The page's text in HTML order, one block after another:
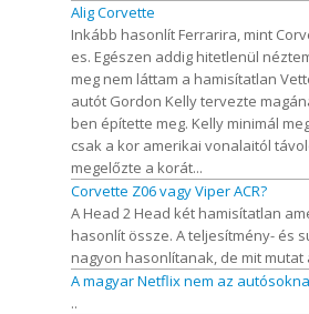
Alig Corvette
Inkább hasonlít Ferrarira, mint
es. Egészen addig hitetlenül
meg nem láttam a hamisítatlan
autót Gordon Kelly tervezte
ben építette meg. Kelly minimál
csak a kor amerikai vonalaitól
megelőzte a korát...
Corvette Z06 vagy Viper ACR?
A Head 2 Head két hamisítatlan
hasonlít össze. A teljesítmény- és
nagyon hasonlítanak, de mit mutat
A magyar Netflix nem az
..